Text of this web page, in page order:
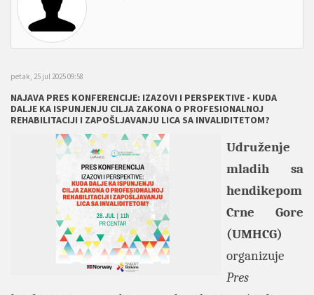
petak, 25 jul 2025 09:58
NAJAVA PRES KONFERENCIJE: IZAZOVI I PERSPEKTIVE - KUDA
DALJE KA ISPUNJENJU CILJA ZAKONA O PROFESIONALNOJ
REHABILITACIJI I ZAPOŠLJAVANJU LICA SA INVALIDITETOM?
Udruženje
mladih sa
hendikepom
Crne Gore
(UMHCG)
organizuje
Pres